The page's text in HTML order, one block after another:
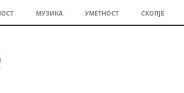
содржината
МУЗИКА УМЕТНОСТ СКОПЈЕ